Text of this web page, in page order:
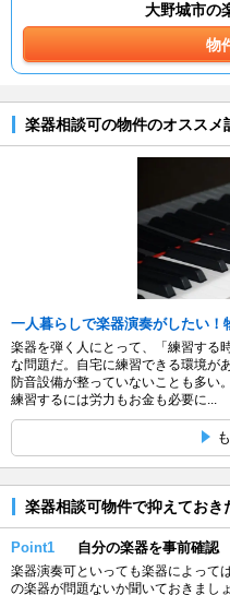
大野城市の
物
楽器相談可の物件のオススメ
一人暮らしで楽器演奏がしたい！
楽器を弾く人にとって、「練習する
な問題だ。自宅に練習できる環境が
防音設備が整っていないことも多い
練習するには労力もお金も必要に...
楽器相談可物件で抑えておき
Point1 自分の楽器を事前確認
楽器演奏可といっても楽器によって
の楽器が問題ないか聞いておきましょ